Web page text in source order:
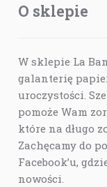
O sklepie
W sklepie La
galanterię
uroczystości.
pomoże Wam
które na długo
Zachęcamy do
Facebook’u,
nowości.